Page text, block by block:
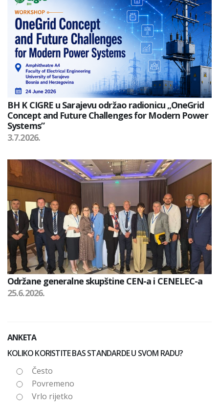
BH K CIGRE u Sarajevu održao radionicu „OneGrid
Concept and Future Challenges for Modern Power
Systems”
3.7.2026.
Održane generalne skupštine CEN-a i CENELEC-a
25.6.2026.
ANKETA
KOLIKO KORISTITE BAS STANDARDE U SVOM RADU?
Često
Povremeno
Vrlo rijetko